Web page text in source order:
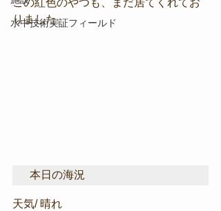
水中技術実証フィールド
この紅色のやつも、まだ居てくれてお
りました。
本日の海況
天気/ 晴れ